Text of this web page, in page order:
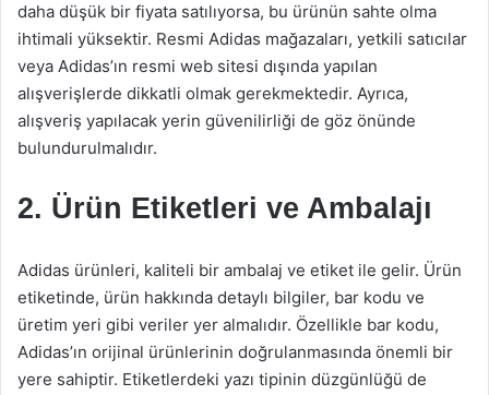
daha düşük bir fiyata satılıyorsa, bu ürünün sahte olma
ihtimali yüksektir. Resmi Adidas mağazaları, yetkili satıcılar
veya Adidas’ın resmi web sitesi dışında yapılan
alışverişlerde dikkatli olmak gerekmektedir. Ayrıca,
alışveriş yapılacak yerin güvenilirliği de göz önünde
bulundurulmalıdır.
2. Ürün Etiketleri ve Ambalajı
Adidas ürünleri, kaliteli bir ambalaj ve etiket ile gelir. Ürün
etiketinde, ürün hakkında detaylı bilgiler, bar kodu ve
üretim yeri gibi veriler yer almalıdır. Özellikle bar kodu,
Adidas’ın orijinal ürünlerinin doğrulanmasında önemli bir
yere sahiptir. Etiketlerdeki yazı tipinin düzgünlüğü de